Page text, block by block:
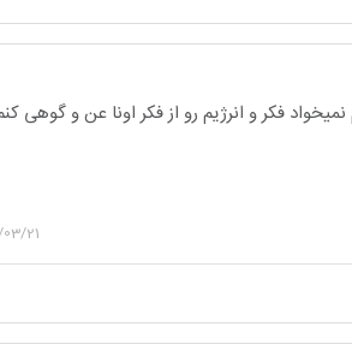
فکر و انرژیم رو از فکر اونا عن و گوهی
21